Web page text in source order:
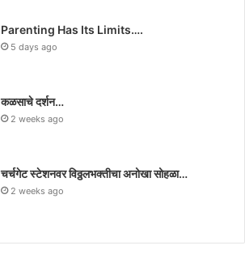
Parenting Has Its Limits….
5 days ago
कळसाचे दर्शन…
2 weeks ago
चर्चगेट स्टेशनवर विठ्ठलभक्तीचा अनोखा सोहळा…
2 weeks ago